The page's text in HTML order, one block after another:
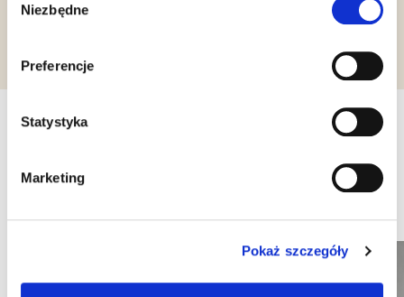
zgody
Niezbędne
Preferencje
Statystyka
Marketing
Pokaż szczegóły
zainteresować